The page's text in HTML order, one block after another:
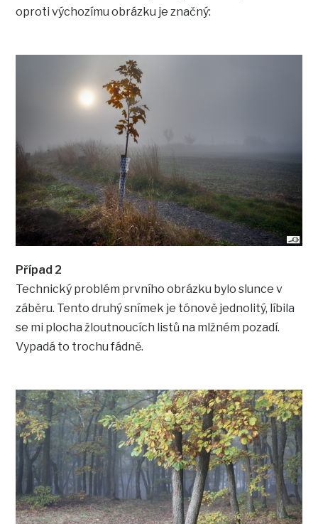
oproti výchozímu obrázku je značný:
Případ 2
Technický problém prvního obrázku bylo slunce v
záběru. Tento druhý snímek je tónově jednolitý, líbila
se mi plocha žloutnoucích listů na mlžném pozadí.
Vypadá to trochu fádně.